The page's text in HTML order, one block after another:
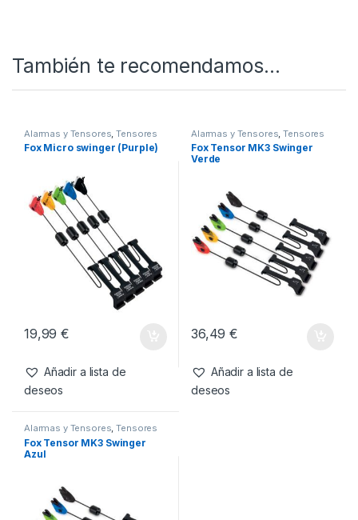
También te recomendamos…
Alarmas y Tensores ,Tensores
Fox Micro swinger (Purple)
19,99€
Añadir a lista de
deseos
Alarmas y Tensores ,Tensores
Fox Tensor MK3 Swinger
Verde
36,49€
Añadir a lista de
deseos
Alarmas y Tensores,Tensores
Fox Tensor MK3 Swinger
Azul